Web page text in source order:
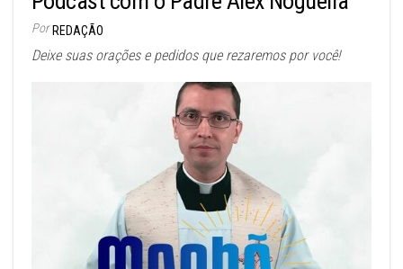
Por REDAÇÃO
Deixe suas orações e pedidos que rezaremos por você!